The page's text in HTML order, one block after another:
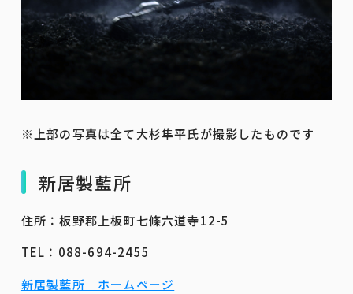
※上部の写真は全て大杉隼平氏が撮影したものです
新居製藍所
住所：板野郡上板町七條六道寺12-5
TEL：088-694-2455
新居製藍所 ホームページ